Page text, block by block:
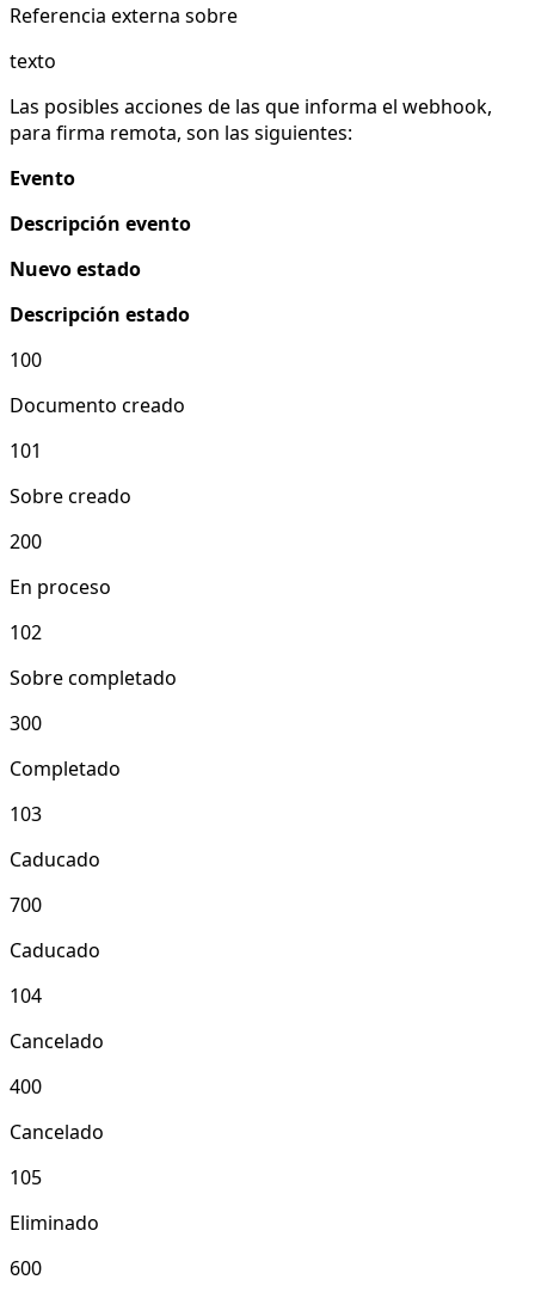
Referencia externa sobre
texto
Las posibles acciones de las que informa el webhook,
para firma remota, son las siguientes:
Evento
Descripción evento
Nuevo estado
Descripción estado
100
Documento creado
101
Sobre creado
200
En proceso
102
Sobre completado
300
Completado
103
Caducado
700
Caducado
104
Cancelado
400
Cancelado
105
Eliminado
600